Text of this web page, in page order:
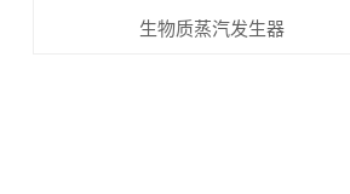
生物质蒸汽发生器